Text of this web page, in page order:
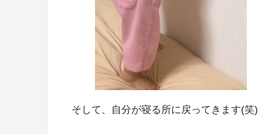
そして、自分が寝る所に戻ってきます(笑)